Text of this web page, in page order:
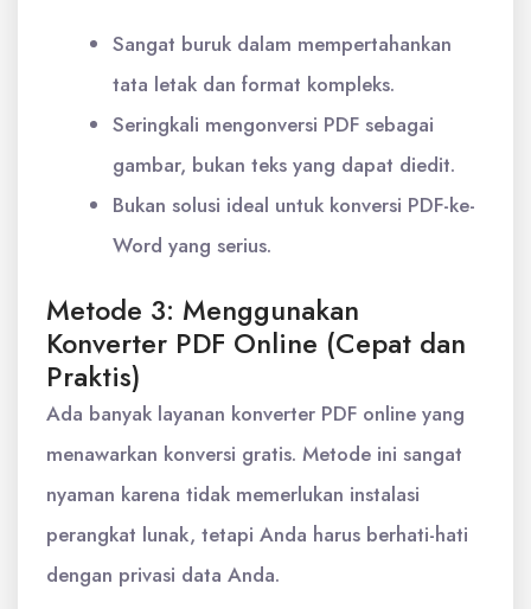
Sangat buruk dalam mempertahankan
tata letak dan format kompleks.
Seringkali mengonversi PDF sebagai
gambar, bukan teks yang dapat diedit.
Bukan solusi ideal untuk konversi PDF-ke-
Word yang serius.
Metode 3: Menggunakan
Konverter PDF Online (Cepat dan
Praktis)
Ada banyak layanan konverter PDF online yang
menawarkan konversi gratis. Metode ini sangat
nyaman karena tidak memerlukan instalasi
perangkat lunak, tetapi Anda harus berhati-hati
dengan privasi data Anda.